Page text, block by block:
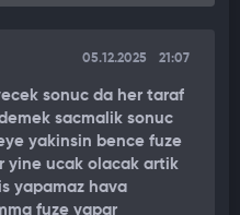
Kasım 1971'de
adalarda hakimiyeti ele
balistik füze denemesi
yaptı
GÖSTERİSİ
05.12.2025 21:07
sonuc da her taraf
sacmalik sonuc
yakinsin bence fuze
yine ucak olacak artik
yapamaz hava
fuze yapar